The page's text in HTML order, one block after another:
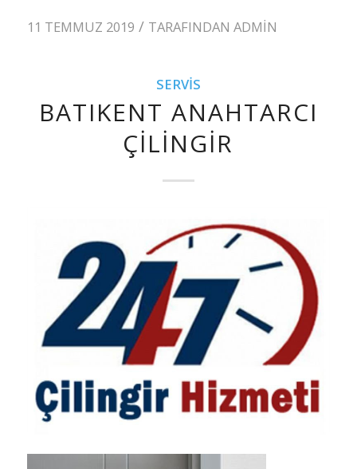
11 TEMMUZ 2019 / TARAFINDAN ADMIN
SERVIS
BATIKENT ANAHTARCI
ÇILINGIR